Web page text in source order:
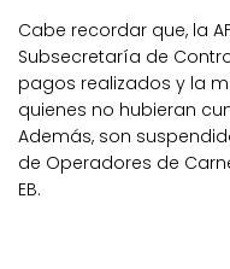
Cabe recordar que, la
Subsecretaría de
pagos realizados y la
quienes no hubieran
Además, son
de Operadores de
EB.